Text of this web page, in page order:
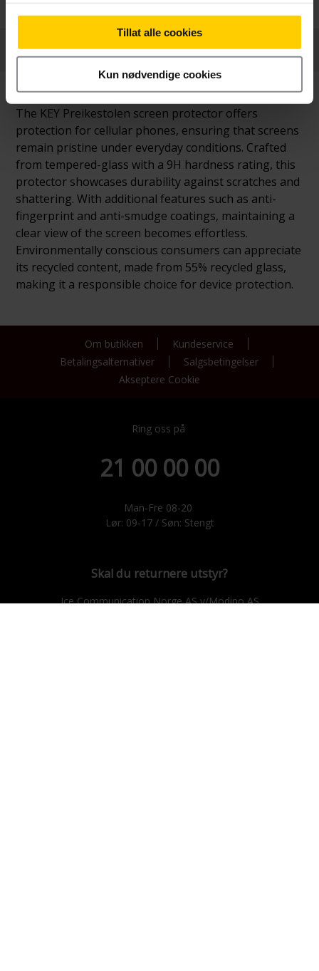
Tillat alle cookies
Kun nødvendige cookies
Produktinformasjon
The KEY Preikestolen screen protector offers
protection for cellular phones, ensuring that screens
remain pristine under everyday conditions. Crafted
from tempered-glass with a 9H hardness rating, this
protector showcases durability against scratches and
shattering. With additional features such as anti-
fingerprint and anti-smudge coatings, maintaining a
clear view of the screen becomes effortless.
Environmentally conscious consumers can appreciate
its recycled content, made from 55% recycled glass,
making it a responsible choice for device protection.
Om butikken
Kundeservice
Betalingsalternativer
Salgsbetingelser
Akseptere Cookie
Ring oss på
21 00 00 00
Man-Fre 08-20
Lør: 09-17 / Søn: Stengt
Skal du returnere utstyr?
Ice Communication Norge AS v/Modino AS